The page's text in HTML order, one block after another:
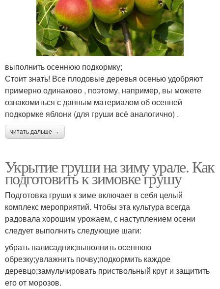
выполнить осеннюю подкормку;
Стоит знать! Все плодовые деревья осенью удобряют
примерно одинаково , поэтому, например, вы можете
ознакомиться с данным материалом об осенней
подкормке яблони (для груши всё аналогично) .
читать дальше →
Укрытие груши на зиму урале. Как
подготовить к зимовке грушу
Подготовка груши к зиме включает в себя целый
комплекс мероприятий. Чтобы эта культура всегда
радовала хорошим урожаем, с наступлением осени
следует выполнить следующие шаги:
убрать палисадник;выполнить осеннюю
обрезку;увлажнить почву;подкормить каждое
деревцо;замульчировать приствольный круг и защитить
его от морозов.